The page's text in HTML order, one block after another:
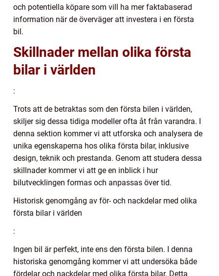
och potentiella köpare som vill ha mer faktabaserad
information när de överväger att investera i en första
bil.
Skillnader mellan olika första
bilar i världen
:
Trots att de betraktas som den första bilen i världen,
skiljer sig dessa tidiga modeller ofta åt från varandra. I
denna sektion kommer vi att utforska och analysera de
unika egenskaperna hos olika första bilar, inklusive
design, teknik och prestanda. Genom att studera dessa
skillnader kommer vi att ge en inblick i hur
bilutvecklingen formas och anpassas över tid.
Historisk genomgång av för- och nackdelar med olika
första bilar i världen
:
Ingen bil är perfekt, inte ens den första bilen. I denna
historiska genomgång kommer vi att undersöka både
fördelar och nackdelar med olika första bilar. Detta